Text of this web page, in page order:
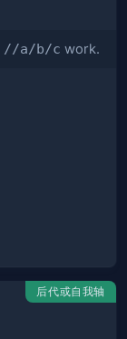
//a/b/c work.
后代或自我轴